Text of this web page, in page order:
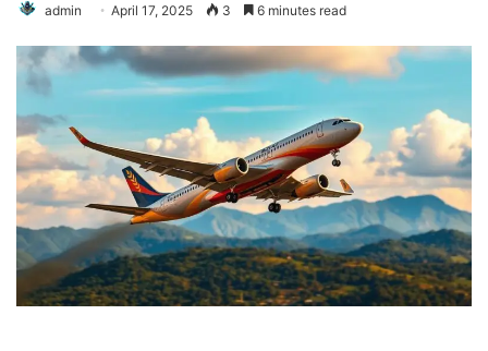
admin April 17, 2025 3 6 minutes read